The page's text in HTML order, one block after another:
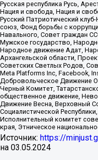
Русская республика Русь,
Нация и свобода, Нация и
Русский Патриотический
союз, Фонд борьбы с
Навального, Совет граждан
Мужское государство,
Народное движение Адат,
Архангельской области,
Советских Светлых Родов,
Meta Platforms Inc, Facebook,
Добровольческое Движение
Черный Комитет,
общественное движение,
Движение Весна, Верховный
Социалистической
Исполнительный комитет
края, Этническое
Источник: https://
на 03.05.2024